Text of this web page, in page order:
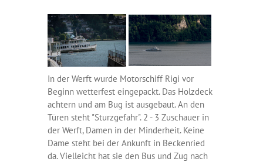
In der Werft wurde Motorschiff Rigi vor
Beginn wetterfest eingepackt. Das Holzdeck
achtern und am Bug ist ausgebaut. An den
Türen steht "Sturzgefahr". 2 - 3 Zuschauer in
der Werft, Damen in der Minderheit. Keine
Dame steht bei der Ankunft in Beckenried
da. Vielleicht hat sie den Bus und Zug nach